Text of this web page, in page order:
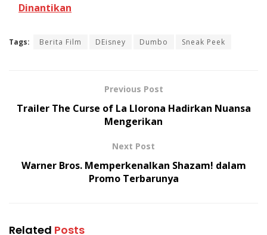
Dinantikan
Tags: Berita Film DEisney Dumbo Sneak Peek
Previous Post
Trailer The Curse of La Llorona Hadirkan Nuansa
Mengerikan
Next Post
Warner Bros. Memperkenalkan Shazam! dalam
Promo Terbarunya
Related Posts